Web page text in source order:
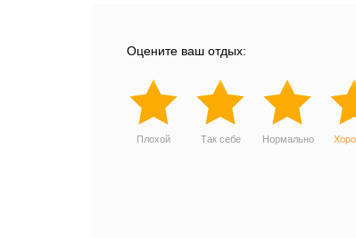
Оцените ваш отдых:
Плохой Так себе Нормально